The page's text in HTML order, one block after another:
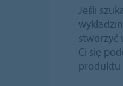
Jeśli
stworzyć
Ci się
produktu